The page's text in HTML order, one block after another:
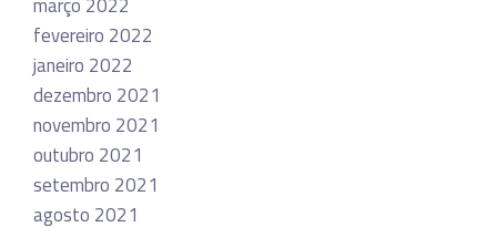
março 2022
fevereiro 2022
janeiro 2022
dezembro 2021
novembro 2021
outubro 2021
setembro 2021
agosto 2021